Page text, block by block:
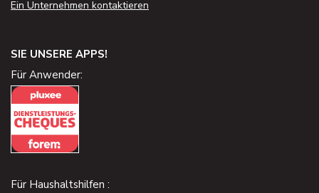
Ein Unternehmen kontaktieren
SIE UNSERE APPS!
Für Anwender:
Für Haushaltshilfen :